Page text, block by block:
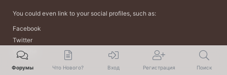
You could even link to your social profiles, such as:
Facebook
Twitter
YouTube
Форумы Что Нового? Вход Регистрация Поиск